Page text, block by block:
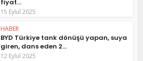
fiyat...
15 Eylül 2025
HABER
BYD Türkiye tank dönüşü yapan, suya
giren, dans eden 2...
12 Eylül 2025